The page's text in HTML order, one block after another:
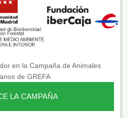
en la Campaña de Animales
de GREFA
LA CAMPAÑA